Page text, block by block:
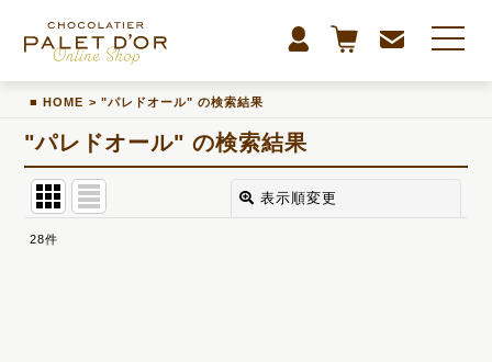
HOME > "パレドオール" の検索結果
"パレドオール" の検索結果
表示順変更
28件